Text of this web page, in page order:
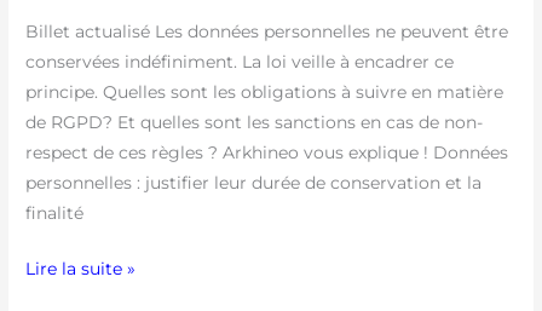
Billet actualisé Les données personnelles ne peuvent être
conservées indéfiniment. La loi veille à encadrer ce
principe. Quelles sont les obligations à suivre en matière
de RGPD? Et quelles sont les sanctions en cas de non-
respect de ces règles ? Arkhineo vous explique ! Données
personnelles : justifier leur durée de conservation et la
finalité
Lire la suite »